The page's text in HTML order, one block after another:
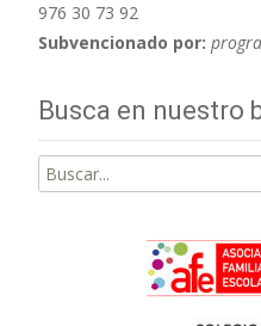
976 30 73 92
Subvencionado por:
Busca en nuestro
Buscar
por: